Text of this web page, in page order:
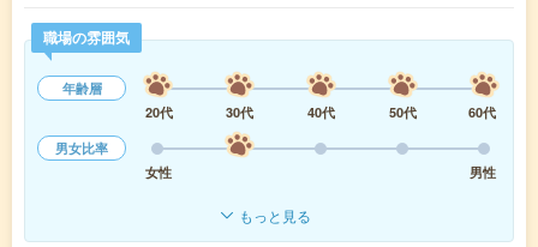
職場の雰囲気
年齢層
20代
30代 40代 50代
60代
男女比率
女性
男性
もっと見る